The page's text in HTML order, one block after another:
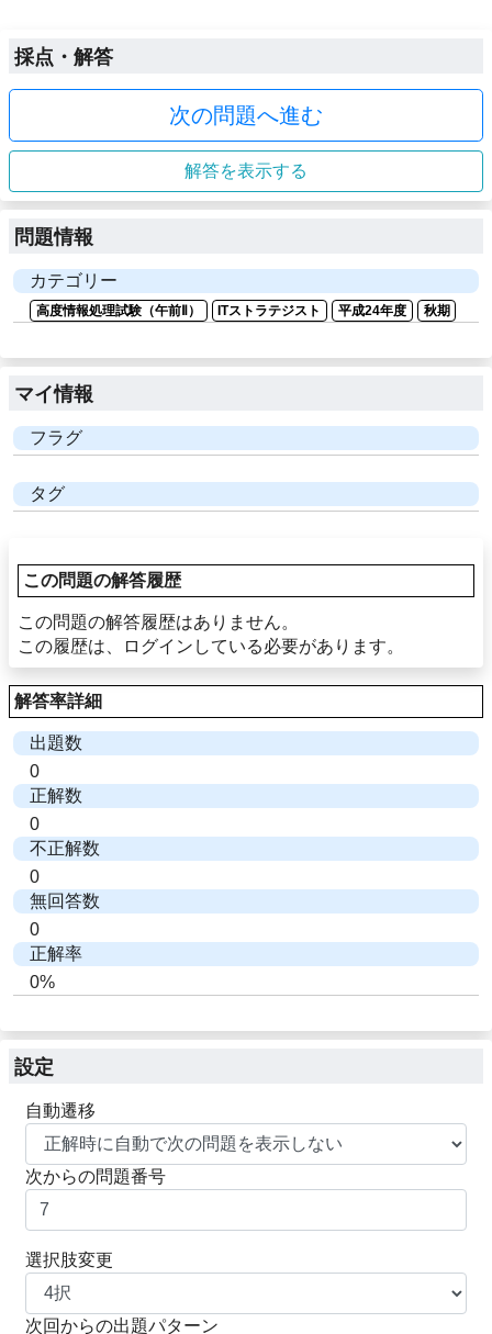
採点・解答
次の問題へ進む
解答を表示する
問題情報
カテゴリー
高度情報処理試験（午前Ⅱ） ITストラテジスト 平成24年度 秋期
マイ情報
フラグ
タグ
この問題の解答履歴
この問題の解答履歴はありません。
この履歴は、ログインしている必要があります。
解答率詳細
出題数
0
正解数
0
不正解数
0
無回答数
0
正解率
0%
設定
自動遷移
次からの問題番号
選択肢変更
次回からの出題パターン